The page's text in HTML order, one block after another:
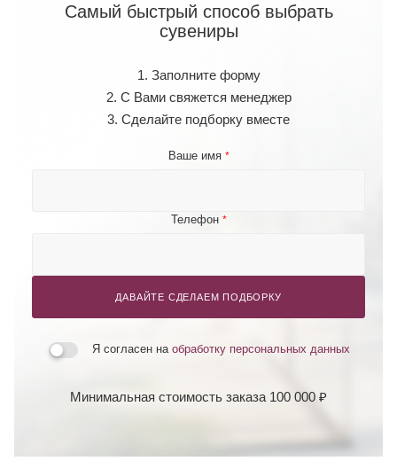
Самый быстрый способ выбрать
сувениры
1. Заполните форму
2. С Вами свяжется менеджер
3. Сделайте подборку вместе
Ваше имя *
Телефон *
ДАВАЙТЕ СДЕЛАЕМ ПОДБОРКУ
Я согласен на обработку персональных данных
Минимальная стоимость заказа 100 000 ₽